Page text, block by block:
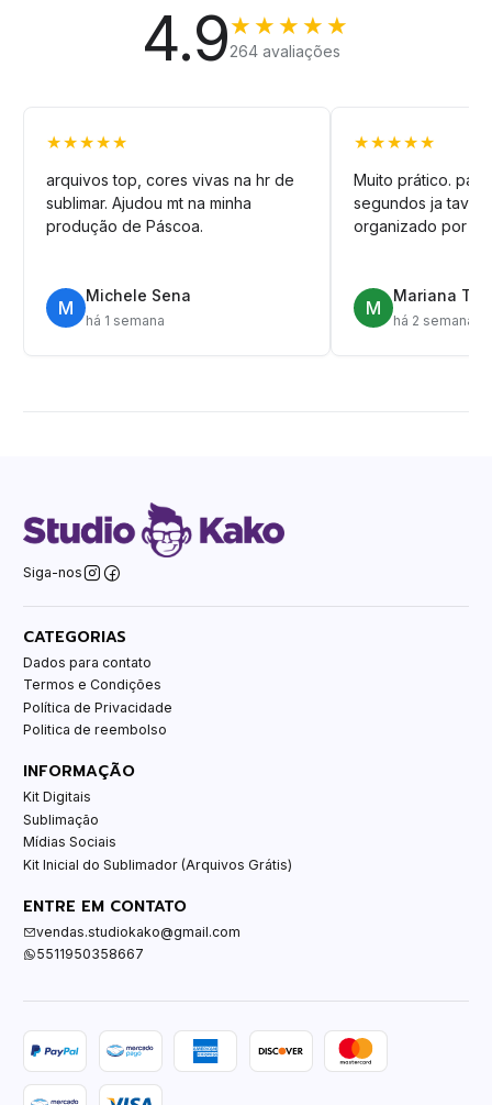
4.9★★★★★
264 avaliações
★★★★★
arquivos top, cores vivas na hr de
sublimar. Ajudou mt na minha
produção de Páscoa.
M
Michele Sena
há 1 semana
★★★★★
Muito prático.
segundos ja tava
organizado por
M
Mariana T.
há 2 semanas
Siga-nos
CATEGORIAS
Dados para contato
Termos e Condições
Política de Privacidade
Politica de reembolso
INFORMAÇÃO
Kit Digitais
Sublimação
Mídias Sociais
Kit Inicial do Sublimador (Arquivos Grátis)
ENTRE EM CONTATO
vendas.studiokako@gmail.com
5511950358667